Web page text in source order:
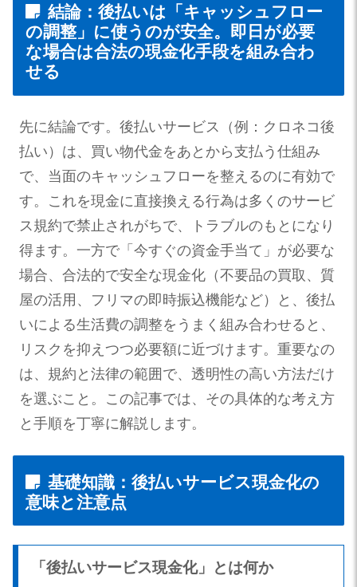
結論：後払いは「キャッシュフロー
の調整」に使うのが安全。即日が必要
な場合は合法の現金化手段を組み合わ
せる
先に結論です。後払いサービス（例：クロネコ後
払い）は、買い物代金をあとから支払う仕組み
で、当面のキャッシュフローを整えるのに有効で
す。これを現金に直接換える行為は多くのサービ
ス規約で禁止されがちで、トラブルのもとになり
得ます。一方で「今すぐの資金手当て」が必要な
場合、合法的で安全な現金化（不要品の買取、質
屋の活用、フリマの即時振込機能など）と、後払
いによる生活費の調整をうまく組み合わせると、
リスクを抑えつつ必要額に近づけます。重要なの
は、規約と法律の範囲で、透明性の高い方法だけ
を選ぶこと。この記事では、その具体的な考え方
と手順を丁寧に解説します。
基礎知識：後払いサービス現金化の
意味と注意点
「後払いサービス現金化」とは何か